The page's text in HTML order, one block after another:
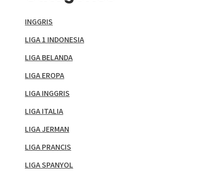
INGGRIS
LIGA 1 INDONESIA
LIGA BELANDA
LIGA EROPA
LIGA INGGRIS
LIGA ITALIA
LIGA JERMAN
LIGA PRANCIS
LIGA SPANYOL